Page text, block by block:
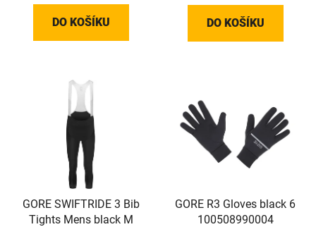
DO KOŠÍKU DO KOŠÍKU
GORE SWIFTRIDE 3 Bib
Tights Mens black M
GORE R3 Gloves black 6
100508990004